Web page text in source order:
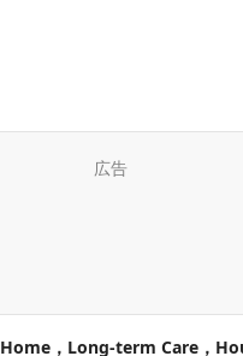
広告
，Long-term Care，